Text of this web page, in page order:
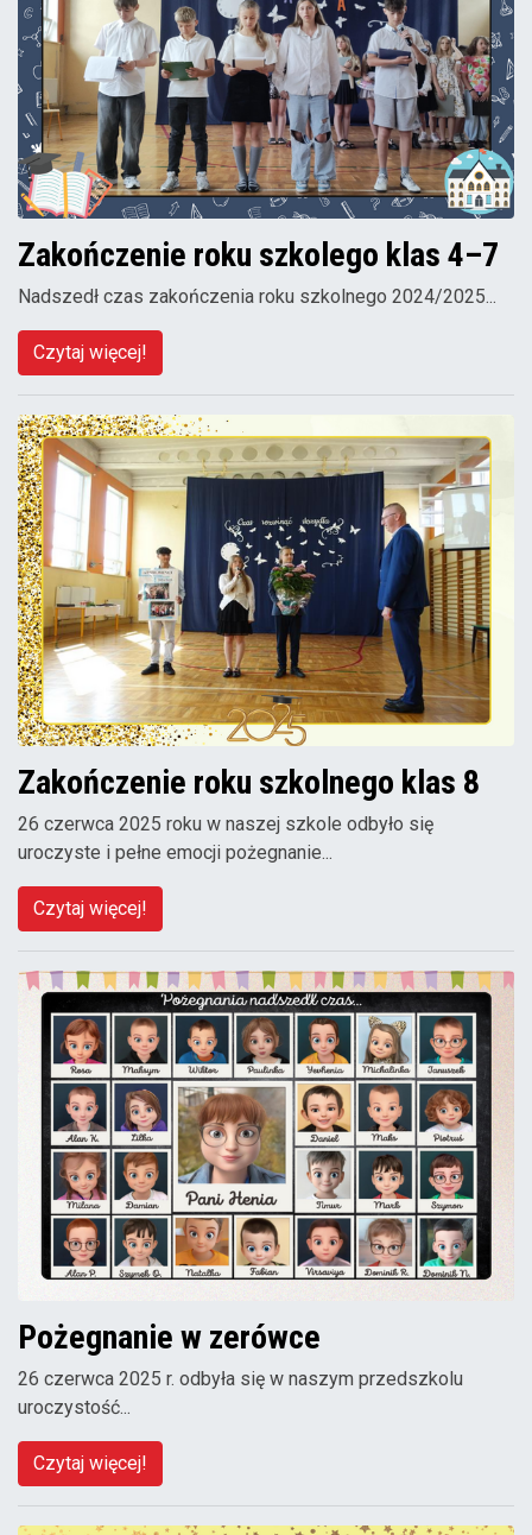
Zakończenie roku szkolego klas 4–7
Nadszedł czas zakończenia roku szkolnego 2024/2025...
Czytaj więcej!
Zakończenie roku szkolnego klas 8
26 czerwca 2025 roku w naszej szkole odbyło się
uroczyste i pełne emocji pożegnanie...
Czytaj więcej!
Pożegnanie w zerówce
26 czerwca 2025 r. odbyła się w naszym przedszkolu
uroczystość...
Czytaj więcej!